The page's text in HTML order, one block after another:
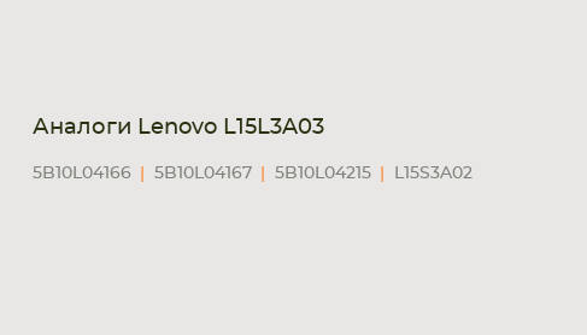
Аналоги Lenovo L15L3A03
5B10L04166 5B10L04167 5B10L04215 L15S3A02